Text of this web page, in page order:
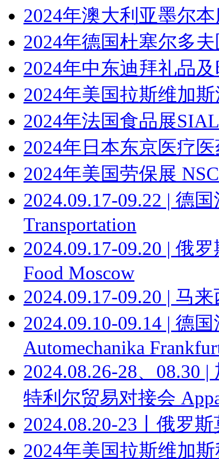
2024年澳大利亚墨尔
2024年德国杜塞尔多
2024年中东迪拜礼品
2024年美国拉斯维加
2024年法国食品展SIAL
2024年日本东京医疗
2024年美国劳保展 NSC
2024.09.17-09.22 | 德
Transportation
2024.09.17-09.20 | 俄
Food Moscow
2024.09.17-09.20 | 马
2024.09.10-09.14 | 德
Automechanika
2024.08.26-28、08.30
特利尔贸易对接会
2024.08.20-23丨俄罗
2024年美国拉斯维加